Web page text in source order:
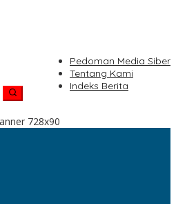
Pedoman Media Siber
Tentang Kami
Indeks Berita